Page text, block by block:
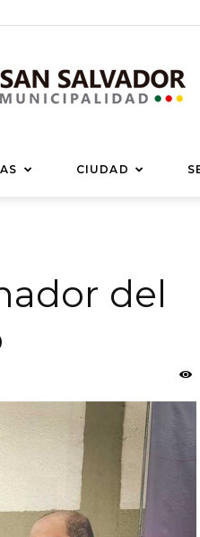
Municipalidad
de
Salvador
CIUDAD
del